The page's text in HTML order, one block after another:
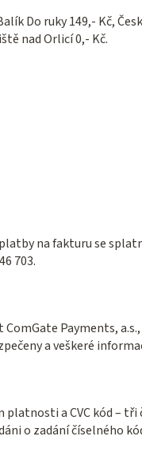
Do ruky 149,- Kč,
nad Orlicí 0,- Kč.
na fakturu se
703.
Payments,
a veškeré
a CVC kód –
o zadání číselného